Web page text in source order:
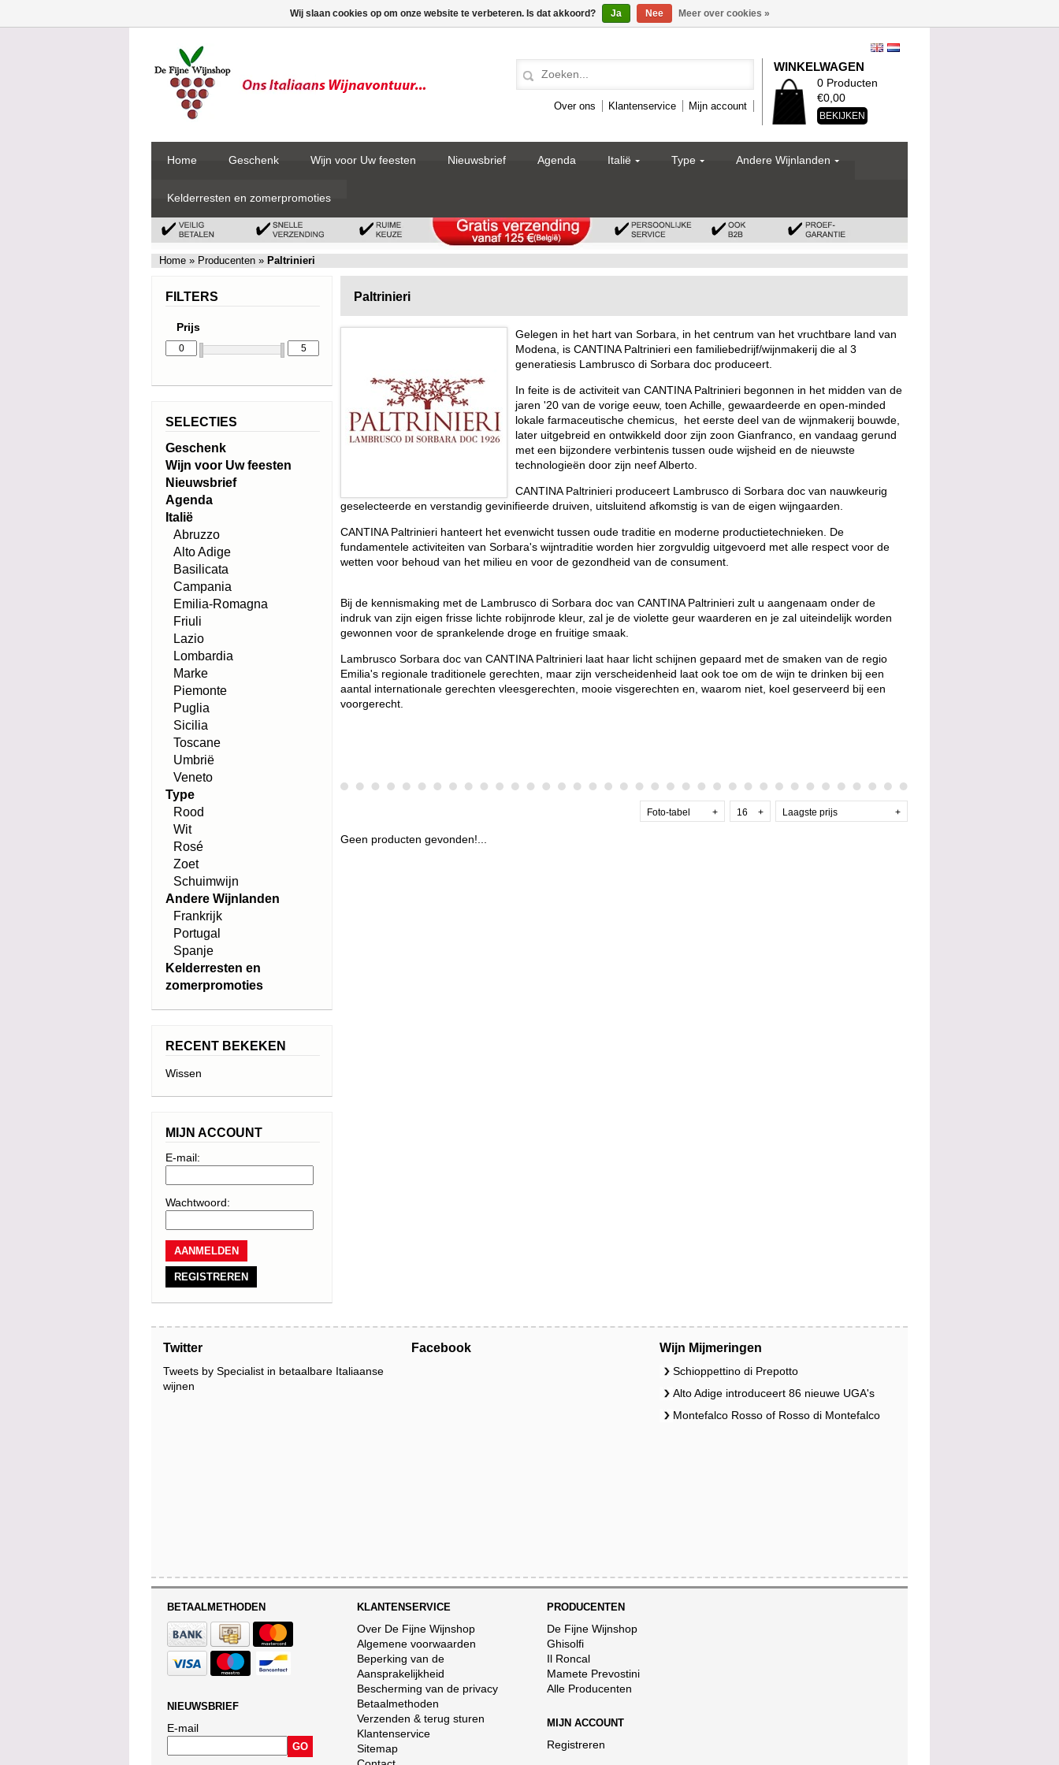
Over ons Klantenservice Mijn account
WINKELWAGEN
0 Producten
€0,00
BEKIJKEN
Home Geschenk Wijn voor Uw feesten Nieuwsbrief Agenda Italië Type Andere Wijnlanden
Kelderresten en zomerpromoties
Home » Producenten » Paltrinieri
Paltrinieri
Gelegen in het hart van Sorbara, in het centrum van het vruchtbare land van
Modena, is CANTINA Paltrinieri een familiebedrijf/wijnmakerij die al 3
generatiesis Lambrusco di Sorbara doc produceert.
In feite is de activiteit van CANTINA Paltrinieri begonnen in het midden van de
jaren '20 van de vorige eeuw, toen Achille, gewaardeerde en open-minded
lokale farmaceutische chemicus, het eerste deel van de wijnmakerij bouwde,
later uitgebreid en ontwikkeld door zijn zoon Gianfranco, en vandaag gerund
met een bijzondere verbintenis tussen oude wijsheid en de nieuwste
technologieën door zijn neef Alberto.
CANTINA Paltrinieri produceert Lambrusco di Sorbara doc van nauwkeurig
geselecteerde en verstandig gevinifieerde druiven, uitsluitend afkomstig is van de eigen wijngaarden.
CANTINA Paltrinieri hanteert het evenwicht tussen oude traditie en moderne productietechnieken. De
fundamentele activiteiten van Sorbara's wijntraditie worden hier zorgvuldig uitgevoerd met alle respect voor de
wetten voor behoud van het milieu en voor de gezondheid van de consument.
Bij de kennismaking met de Lambrusco di Sorbara doc van CANTINA Paltrinieri zult u aangenaam onder de
indruk van zijn eigen frisse lichte robijnrode kleur, zal je de violette geur waarderen en je zal uiteindelijk worden
gewonnen voor de sprankelende droge en fruitige smaak.
Lambrusco Sorbara doc van CANTINA Paltrinieri laat haar licht schijnen gepaard met de smaken van de regio
Emilia's regionale traditionele gerechten, maar zijn verscheidenheid laat ook toe om de wijn te drinken bij een
aantal internationale gerechten vleesgerechten, mooie visgerechten en, waarom niet, koel geserveerd bij een
voorgerecht.
Laagste prijs +
16 +
Foto-tabel +
Geen producten gevonden!...
FILTERS
Prijs
SELECTIES
Geschenk
Wijn voor Uw feesten
Nieuwsbrief
Agenda
Italië
Abruzzo
Alto Adige
Basilicata
Campania
Emilia-Romagna
Friuli
Lazio
Lombardia
Marke
Piemonte
Puglia
Sicilia
Toscane
Umbrië
Veneto
Type
Rood
Wit
Rosé
Zoet
Schuimwijn
Andere Wijnlanden
Frankrijk
Portugal
Spanje
Kelderresten en
zomerpromoties
RECENT BEKEKEN
Wissen
MIJN ACCOUNT
E-mail:
Wachtwoord:
REGISTREREN
Twitter
Tweets by Specialist in betaalbare Italiaanse
wijnen
Facebook Wijn Mijmeringen
Schioppettino di Prepotto
Alto Adige introduceert 86 nieuwe UGA's
Montefalco Rosso of Rosso di Montefalco
BETAALMETHODEN
NIEUWSBRIEF
E-mail
KLANTENSERVICE
Over De Fijne Wijnshop
Algemene voorwaarden
Beperking van de
Aansprakelijkheid
Bescherming van de privacy
Betaalmethoden
Verzenden & terug sturen
Klantenservice
Sitemap
PRODUCENTEN
De Fijne Wijnshop
Ghisolfi
Il Roncal
Mamete Prevostini
Alle Producenten
MIJN ACCOUNT
Registreren
Wij slaan cookies op om onze website te verbeteren. Is dat akkoord? Ja Nee Meer over cookies »